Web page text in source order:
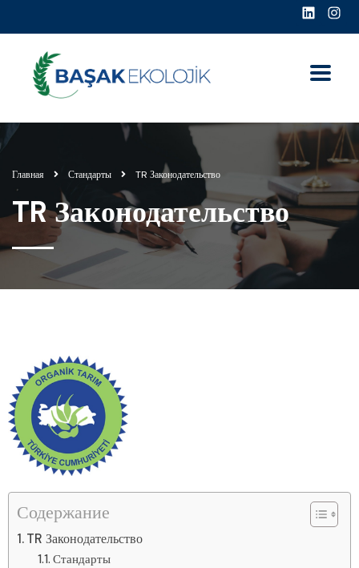
Главная Стандарты TR Законодательство
TR Законодательство
Содержание
TR Законодательство
Стандарты